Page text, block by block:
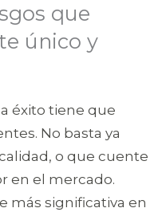
que
único y
éxito tiene que
No basta ya
o que cuente
en el mercado.
más significativa en